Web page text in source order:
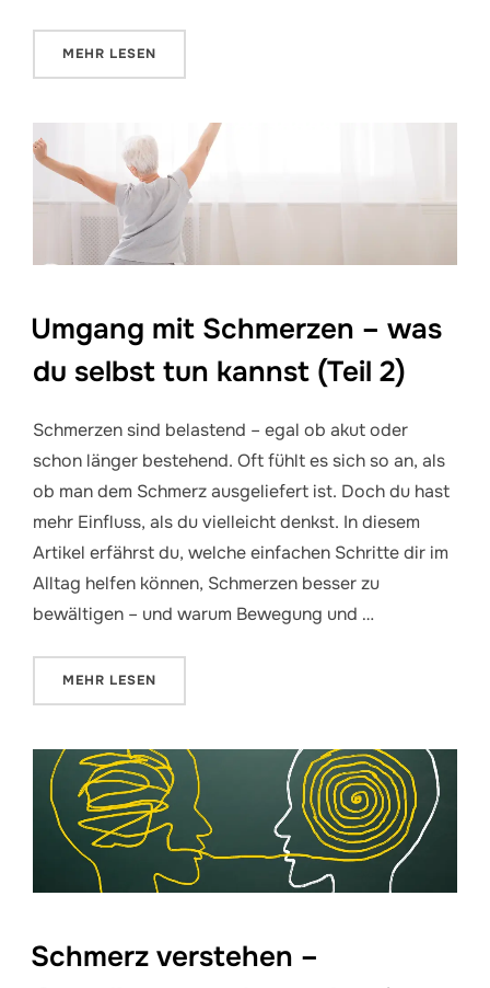
MEHR ÜBER „5 EINFACHE GEWOHNHEITEN FÜR EINEN
LESEN
Umgang mit Schmerzen – was
du selbst tun kannst (Teil 2)
Schmerzen sind belastend – egal ob akut oder
schon länger bestehend. Oft fühlt es sich so an, als
ob man dem Schmerz ausgeliefert ist. Doch du hast
mehr Einfluss, als du vielleicht denkst. In diesem
Artikel erfährst du, welche einfachen Schritte dir im
Alltag helfen können, Schmerzen besser zu
bewältigen – und warum Bewegung und …
MEHR ÜBER „UMGANG MIT SCHMERZEN – WAS DU
LESEN
Schmerz verstehen –